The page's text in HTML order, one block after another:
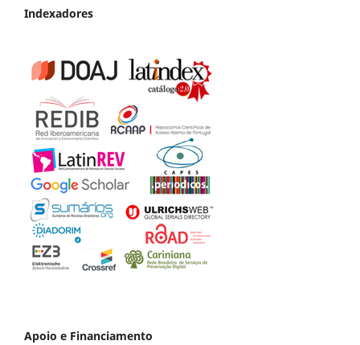
Indexadores
Apoio e Financiamento